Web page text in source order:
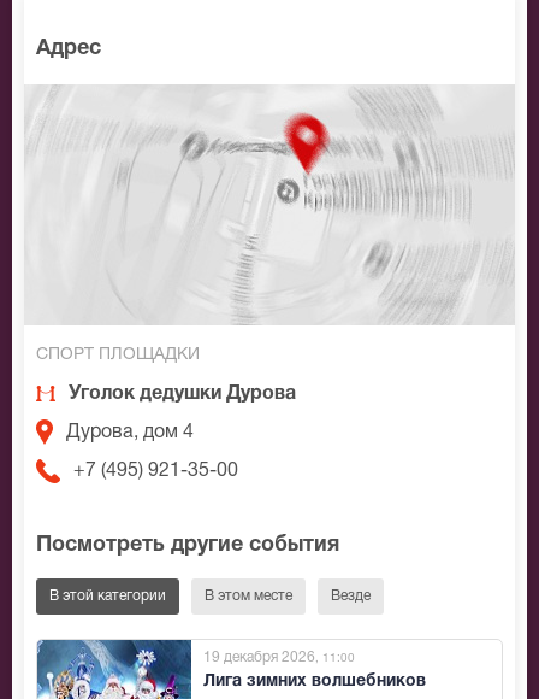
Адрес
СПОРТ ПЛОЩАДКИ
Уголок дедушки Дурова
Дурова, дом 4
+7 (495) 921-35-00
Посмотреть другие события
В этой категории В этом месте Везде
Лига зимних волшебников
19 декабря 2026 , 11:00